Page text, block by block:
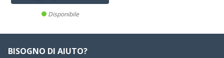
Disponibile
BISOGNO DI AIUTO?